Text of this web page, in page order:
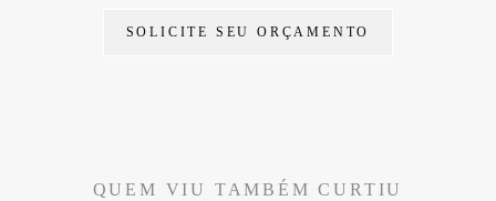
SOLICITE SEU ORÇAMENTO
QUEM VIU TAMBÉM CURTIU